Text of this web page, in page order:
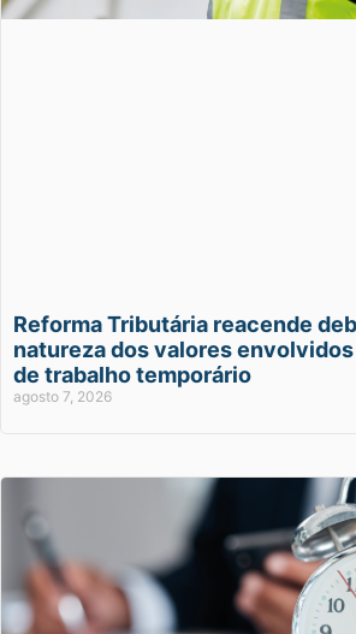
Reforma Tributária reacende
natureza dos valores
de trabalho temporário
agosto 7, 2026